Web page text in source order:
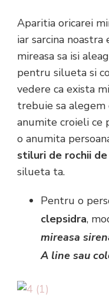
Aparitia oricarei
iar sarcina noastra
mireasa sa isi
pentru silueta si
vedere ca exista
trebuie sa
anumite croieli ce
o anumita
stiluri de rochii
silueta ta.
Pentru o
clepsidra,
mireasa
A line sau